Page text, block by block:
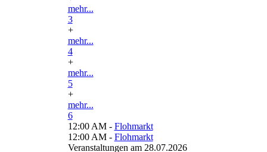
mehr...
3
+
mehr...
4
+
mehr...
5
+
mehr...
6
12:00 AM - Flohmarkt
12:00 AM - Flohmarkt
Veranstaltungen am 28.07.2026